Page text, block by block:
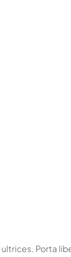
Porta